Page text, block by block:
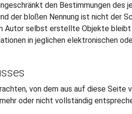
den Bestimmungen des
der bloßen Nennung ist nicht der
selbst erstellte Objekte bleibt
in jeglichen elektronischen
von dem aus auf diese Seite
oder nicht vollständig